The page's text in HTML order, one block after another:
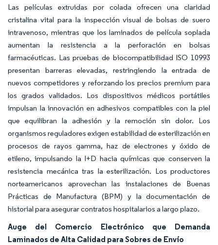
Las películas extruidas por colada ofrecen una claridad
cristalina vital para la inspección visual de bolsas de suero
intravenoso, mientras que los laminados de película soplada
aumentan la resistencia a la perforación en bolsas
farmacéuticas. Las pruebas de biocompatibilidad ISO 10993
presentan barreras elevadas, restringiendo la entrada de
nuevos competidores y reforzando los precios premium para
los grados validados. Los dispositivos médicos portátiles
impulsan la innovación en adhesivos compatibles con la piel
que equilibran la adhesión y la remoción sin dolor. Los
organismos reguladores exigen estabilidad de esterilización en
procesos de rayos gamma, haz de electrones y óxido de
etileno, impulsando la I+D hacia químicas que conserven la
resistencia mecánica tras la esterilización. Los productores
norteamericanos aprovechan las instalaciones de Buenas
Prácticas de Manufactura (BPM) y la documentación de
historial para asegurar contratos hospitalarios a largo plazo.
Auge del Comercio Electrónico que Demanda
Laminados de Alta Calidad para Sobres de Envío